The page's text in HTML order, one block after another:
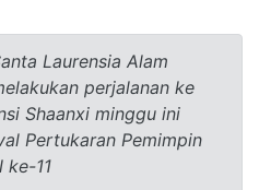
Laurensia Alam
perjalanan ke
Shaanxi minggu ini
Pertukaran Pemimpin
ke-11